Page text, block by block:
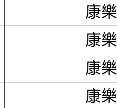
康樂
康樂
康樂
康樂